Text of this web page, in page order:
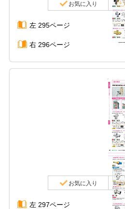
お気に入り
左 295ページ
右 296ページ
お気に入り
左 297ページ